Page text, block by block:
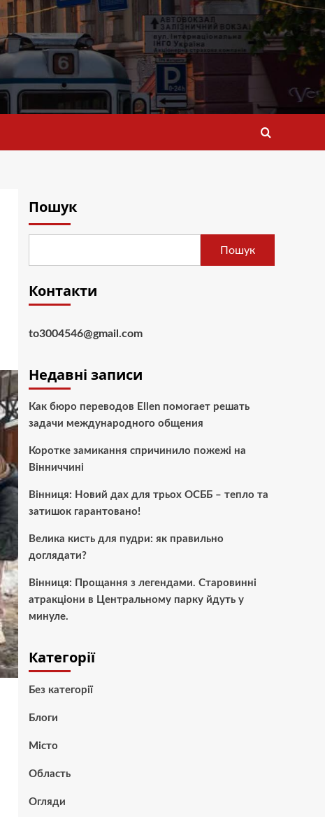
Пошук
Пошук
Контакти
to3004546@gmail.com
Недавні записи
Как бюро переводов Ellen помогает решать
задачи международного общения
Коротке замикання спричинило пожежі на
Вінниччині
Вінниця: Новий дах для трьох ОСББ – тепло та
затишок гарантовано!
Велика кисть для пудри: як правильно
доглядати?
Вінниця: Прощання з легендами. Старовинні
атракціони в Центральному парку йдуть у
минуле.
Категорії
Без категорії
Блоги
Місто
Область
Огляди